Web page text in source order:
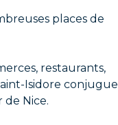
places de
restaurants,
Isidore conjugue
Nice.